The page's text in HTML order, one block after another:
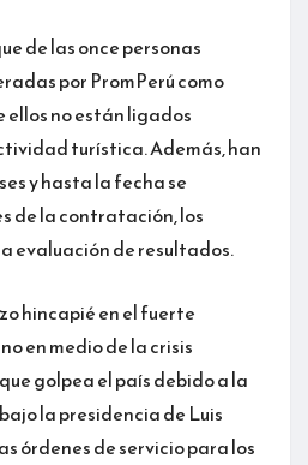
de las once personas
por PromPerú como
ellos no están ligados
turística. Además, han
y hasta la fecha se
de la contratación, los
evaluación de resultados.
hincapié en el fuerte
en medio de la crisis
golpea el país debido a la
la presidencia de Luis
órdenes de servicio para los